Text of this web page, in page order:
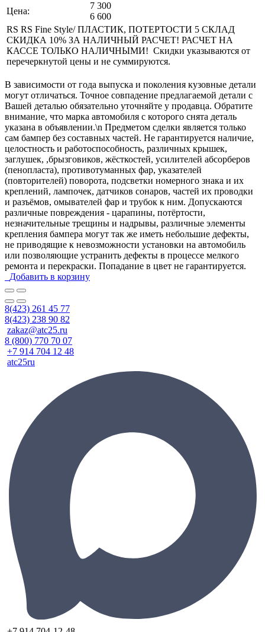
Цена:
7 300
6 600
RS RS Fine Style/ ПЛАСТИК, ПОТЕРТОСТИ 5 СКЛАД
СКИДКА 10% ЗА НАЛИЧНЫЙ РАСЧЕТ! РАСЧЕТ НА
КАССЕ ТОЛЬКО НАЛИЧНЫМИ! Скидки указываются от
перечеркнутой цены и не суммируются.
В зависимости от года выпуска и поколения кузовные детали
могут отличаться. Точное совпадение предлагаемой детали с
Вашей деталью обязательно уточняйте у продавца. Обратите
внимание, что марка автомобиля с которого снята деталь
указана в объявлении.\n Предметом сделки является только
сам бампер без составных частей. Не гарантируется наличие,
целостность и работоспособность, различных крышек,
заглушек, ,брызговиков, жёсткостей, усилителей абсорберов
(пенопласта), противотуманных фар, указателей
(повторителей) поворота, подсветки номерного знака и их
креплений, лампочек, датчиков сонаров, частей их проводки
и разъёмов, омывателей фар и трубок к ним. Допускаются
различные повреждения - царапины, потёртости,
незначительные трещины и надрывы, различные элементы
крепления бампера могут так же иметь небольшие дефекты,
не приводящие к невозможности установки на автомобиль
или позволяющие устранить дефекты в процессе мелкого
ремонта и перекраски. Попадание в цвет не гарантируется.
Добавить в корзину
8(423) 261 45 77
8(423) 238 90 82
zakaz@atc25.ru
8 (800) 770 70 07
+7 914 704 12 48
atc25ru